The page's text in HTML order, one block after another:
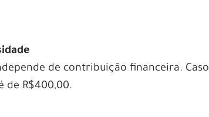
de contribuição financeira. Caso
de R$400,00.